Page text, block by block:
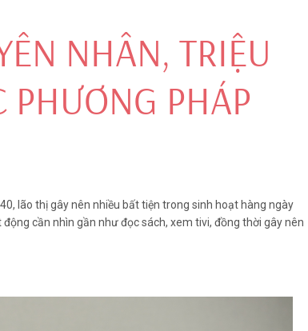
NHÂN, TRIỆU
PHƯƠNG PHÁP
lão thị gây nên nhiều bất tiện trong sinh hoạt hàng ngày
cần nhìn gần như đọc sách, xem tivi, đồng thời gây nên